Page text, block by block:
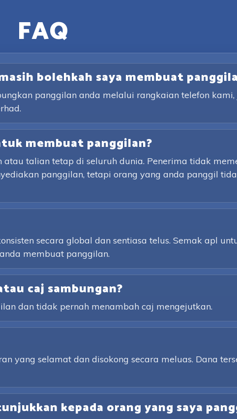
FAQ
bolehkah saya membuat
panggilan anda melalui rangkaian telefon
membuat panggilan?
talian tetap di seluruh dunia. Penerima tidak
panggilan, tetapi orang yang anda panggil
secara global dan sentiasa telus. Semak apl
membuat panggilan.
caj sambungan?
dan tidak pernah menambah caj mengejutkan.
yang selamat dan disokong secara meluas. Dana
kepada orang yang saya